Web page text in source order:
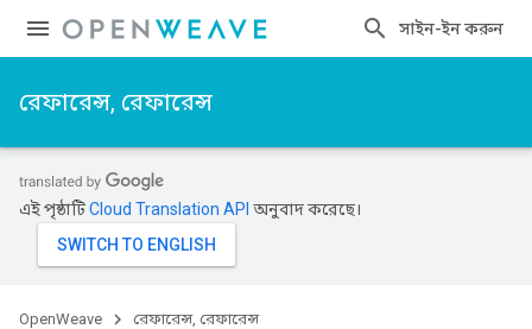
সাইন-ইন করুন
রেফারেন্স, রেফারেন্স
এই পৃষ্ঠাটিCloud Translation API অনুবাদ করেছে।
OpenWeave রেফারেন্স, রেফারেন্স